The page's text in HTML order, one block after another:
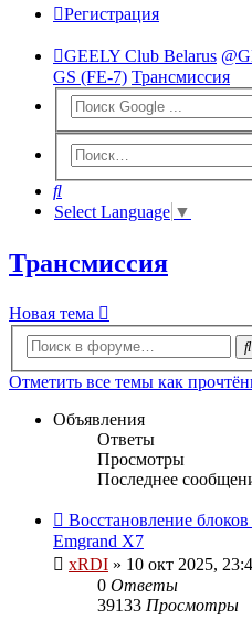
Регистрация
GEELY Club Belarus
GS (FE-7) Трансмиссия
Поиск
Select Language ▼
Трансмиссия
Новая тема
Отметить все темы как
Объявления
Ответы
Просмотры
Последнее
Восстановление
Emgrand X7
xRDI » 10 окт 2025,
0 Ответы
39133 Просмотры